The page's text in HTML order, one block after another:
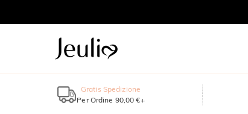
Gratis Spedizione
Per Ordine 90,00 €+